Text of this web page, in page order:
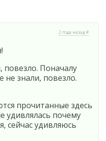
2 года назад #
повезло. Поначалу
не знали, повезло.
прочитанные здесь
удивлялась почему
сейчас удивляюсь